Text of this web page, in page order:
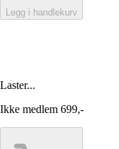
Legg i handlekurv
Laster...
Ikke medlem 699,-